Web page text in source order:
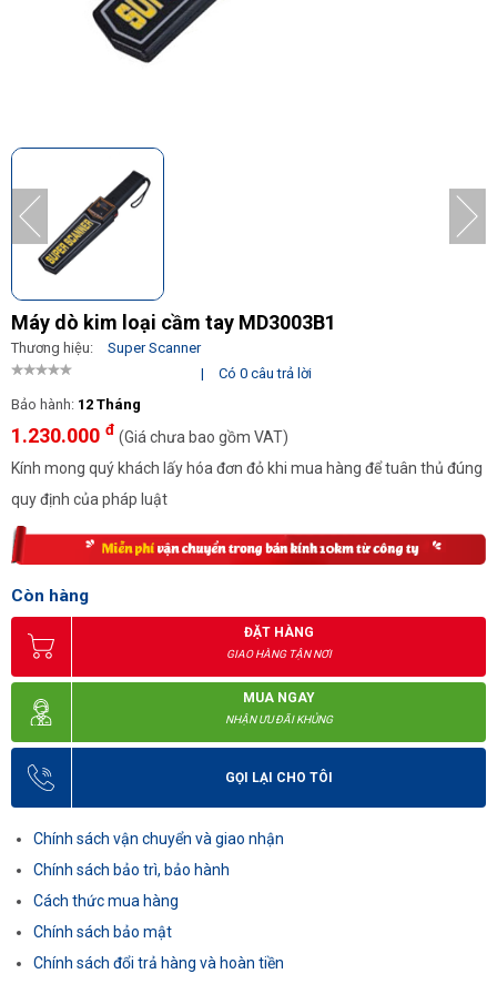
Máy dò kim loại cầm tay MD3003B1
Thương hiệu:
Super Scanner
|
Có 0 câu trả lời
Bảo hành: 12 Tháng
1.230.000 đ (Giá chưa bao gồm VAT)
Kính mong quý khách lấy hóa đơn đỏ khi mua hàng để tuân thủ đúng
quy định của pháp luật
Còn hàng
ĐẶT HÀNG
GIAO HÀNG TẬN NƠI
MUA NGAY
NHẬN ƯU ĐÃI KHỦNG
GỌI LẠI CHO TÔI
Chính sách vận chuyển và giao nhận
Chính sách bảo trì, bảo hành
Cách thức mua hàng
Chính sách bảo mật
Chính sách đổi trả hàng và hoàn tiền